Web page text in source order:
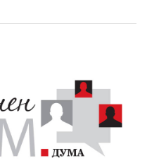
ЗА ПОЛЗВАНЕ